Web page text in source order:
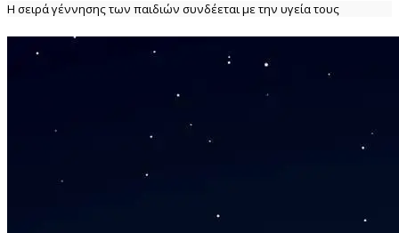
Η σειρά γέννησης των παιδιών συνδέεται με την υγεία τους